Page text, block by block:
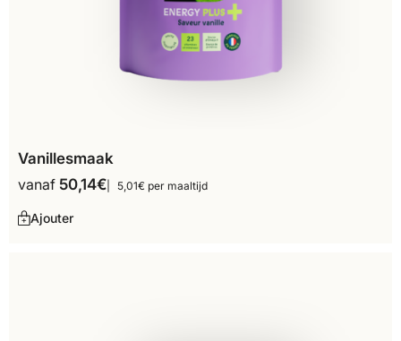
Vanillesmaak
vanaf 50,14€ 5,01€ per maaltijd
Ajouter